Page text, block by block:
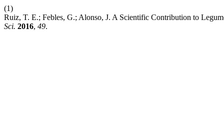
(1)
Ruiz, T. E.; Febles, G.; Alonso, J. A Scientific Contribution to
Sci. 2016, 49.